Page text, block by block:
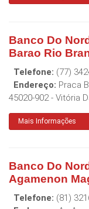
Banco Do
Barao Rio
Telefone: (77)
Endereço: Praca
45020-902- Vitória
Mais Informações
Banco Do
Agamenon
Telefone: (81)